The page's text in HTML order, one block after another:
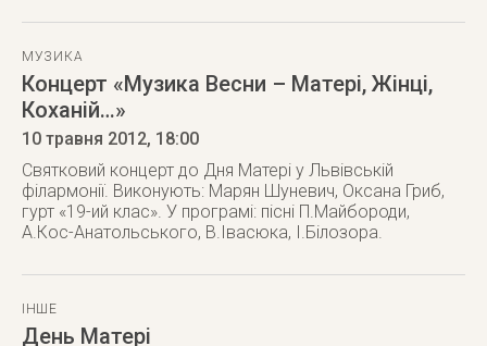
МУЗИКА
Концерт «Музика Весни – Матері, Жінці,
Коханій…»
10 травня 2012, 18:00
Святковий концерт до Дня Матері у Львівській
філармонії. Виконують: Марян Шуневич, Оксана Гриб,
гурт «19-ий клас». У програмі: пісні П.Майбороди,
А.Кос-Анатольського, В.Івасюка, І.Білозора.
ІНШЕ
День Матері